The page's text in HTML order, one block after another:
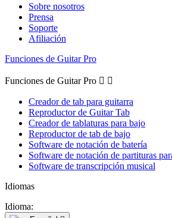
Sobre nosotros
Prensa
Soporte
Afiliación
Funciones de Guitar Pro
Funciones de Guitar Pro  
Creador de tab para guitarra
Reproductor de Guitar Tab
Creador de tablaturas para bajo
Reproductor de tab de bajo
Software de notación de batería
Software de notación de partituras
Software de transcripción musical
Idiomas
Idioma: